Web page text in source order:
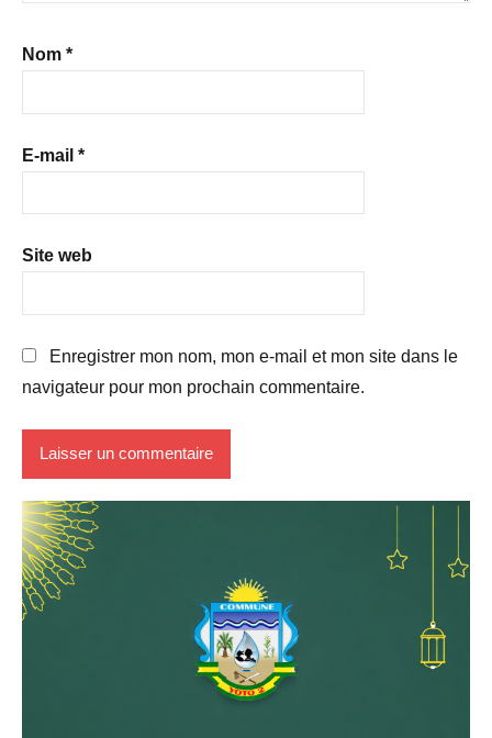
Nom *
E-mail *
Site web
Enregistrer mon nom, mon e-mail et mon site dans le
navigateur pour mon prochain commentaire.